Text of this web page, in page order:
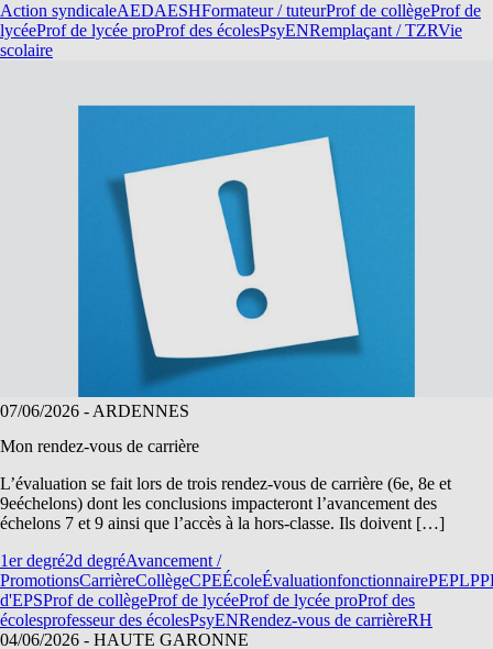
Action syndicaleAEDAESHFormateur / tuteurProf de collègeProf de
lycéeProf de lycée proProf des écolesPsyENRemplaçant / TZRVie
scolaire
07/06/2026 - ARDENNES
Mon rendez-vous de carrière
L’évaluation se fait lors de trois rendez-vous de carrière (6e, 8e et
9eéchelons) dont les conclusions impacteront l’avancement des
échelons 7 et 9 ainsi que l’accès à la hors-classe. Ils doivent […]
1er degré2d degréAvancement /
PromotionsCarrièreCollègeCPEÉcoleÉvaluationfonctionnairePEPLP
d'EPSProf de collègeProf de lycéeProf de lycée proProf des
écolesprofesseur des écolesPsyENRendez-vous de carrièreRH
04/06/2026 - HAUTE GARONNE